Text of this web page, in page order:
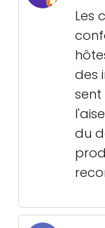
Les
des
du